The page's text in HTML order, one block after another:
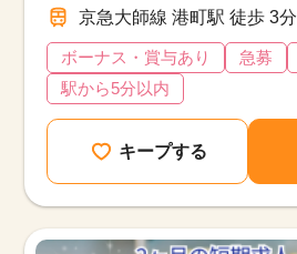
京急大師線 港町駅 徒歩 3分
ボーナス・賞与あり 急募
駅から5分以内
キープする